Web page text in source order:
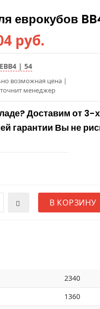
еврокубов
руб.
| 54
возможная цена |
менеджер
Доставим от 3-
гарантии Вы не
В КОРЗИНУ
2340
1360